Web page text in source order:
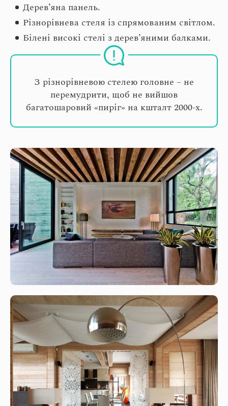
Дерев’яна панель.
Різнорівнева стеля із спрямованим світлом.
Білені високі стелі з дерев’яними балками.
З різнорівневою стелею головне – не
перемудрити, щоб не вийшов
багатошаровий «пиріг» на кшталт 2000-х.